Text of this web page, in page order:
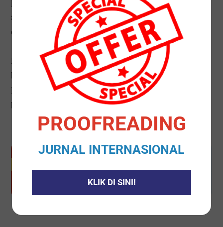
silakan hubungi kami via WA 085228001002 atau
email
info@diantranslation.com
Perlu diketahui, bahwa Dian Translation tidak
berdomisili di Kota Solo. Jadi kami tidak bisa bertemu
langsung. Bila ada pertanyaan lebih lanjut, silakan
bisa menghubungi kami via telepon atau email kami.
PROOFREADING
JURNAL INTERNASIONAL
KLIK DI SINI!